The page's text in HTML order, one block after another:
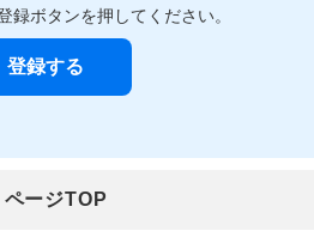
録ボタンを押してください。
ページTOP